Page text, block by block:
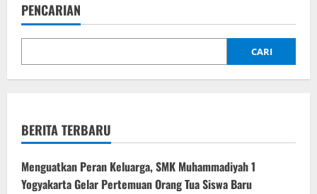
PENCARIAN
CARI
BERITA TERBARU
Menguatkan Peran Keluarga, SMK Muhammadiyah 1
Yogyakarta Gelar Pertemuan Orang Tua Siswa Baru